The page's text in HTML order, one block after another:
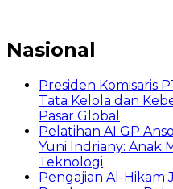
Nasional
Presiden Komisaris
Tata Kelola dan
Pasar Global
Pelatihan AI GP
Yuni Indriany: Anak
Teknologi
Pengajian Al-Hikam